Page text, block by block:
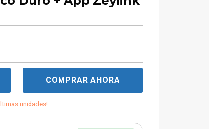
COMPRAR AHORA
unidades!